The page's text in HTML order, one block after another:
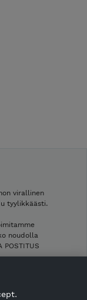
virallinen
tyylikkäästi.
noudolla